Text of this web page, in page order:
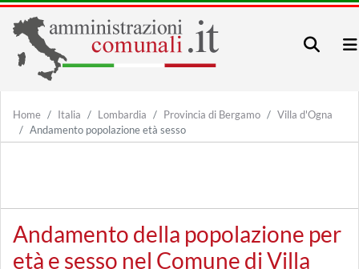
Home Italia Lombardia Provincia di Bergamo
Villa d'Ogna
Andamento popolazione età sesso
Andamento della popolazione per
età e sesso nel Comune di Villa